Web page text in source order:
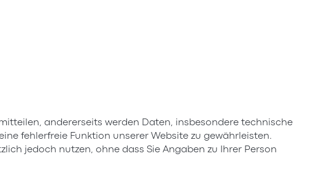
andererseits werden Daten, insbesondere technische
fehlerfreie Funktion unserer Website zu gewährleisten.
jedoch nutzen, ohne dass Sie Angaben zu Ihrer Person